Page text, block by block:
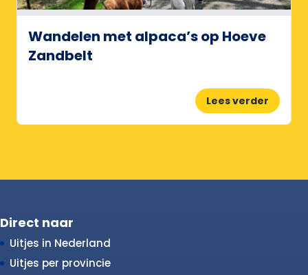
Wandelen met alpaca’s op Hoeve
Zandbelt
Lees verder
Direct naar
Uitjes in Nederland
Uitjes per provincie